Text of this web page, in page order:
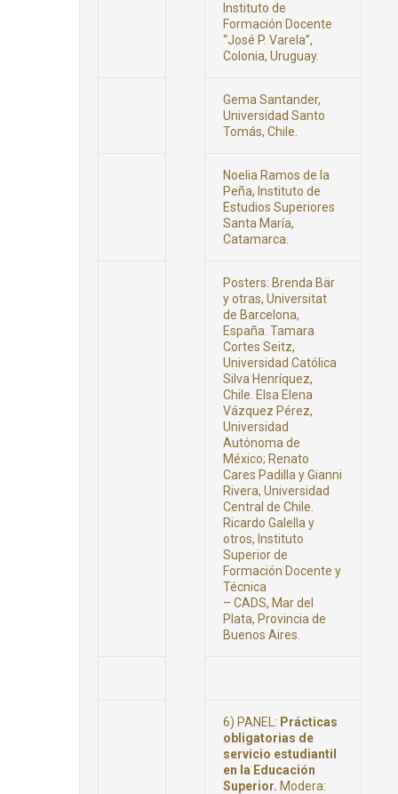
Instituto de
Formación Docente
“José P. Varela”,
Colonia, Uruguay.
Gema Santander,
Universidad Santo
Tomás, Chile.
Noelia Ramos de la
Peña, Instituto de
Estudios Superiores
Santa María,
Catamarca.
Posters: Brenda Bär
y otras, Universitat
de Barcelona,
España. Tamara
Cortes Seitz,
Universidad Católica
Silva Henríquez,
Chile. Elsa Elena
Vázquez Pérez,
Universidad
Autónoma de
México; Renato
Cares Padilla y Gianni
Rivera, Universidad
Central de Chile.
Ricardo Galella y
otros, Instituto
Superior de
Formación Docente y
Técnica
– CADS, Mar del
Plata, Provincia de
Buenos Aires.
6) PANEL: Prácticas
obligatorias de
servicio estudiantil
en la Educación
Superior. Modera: